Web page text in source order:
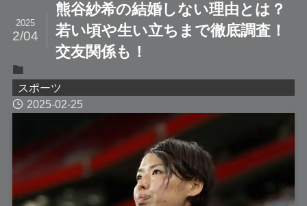
熊谷紗希の結婚しない理由とは？
若い頃や生い立ちまで徹底調査！
交友関係も！
2025
2/04
スポーツ
2025-02-25